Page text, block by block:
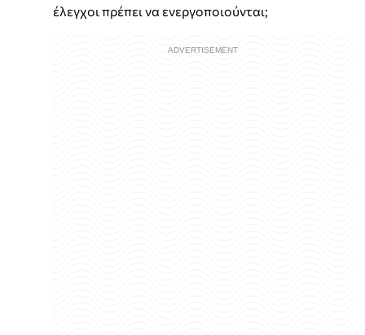
έλεγχοι πρέπει να ενεργοποιούνται;